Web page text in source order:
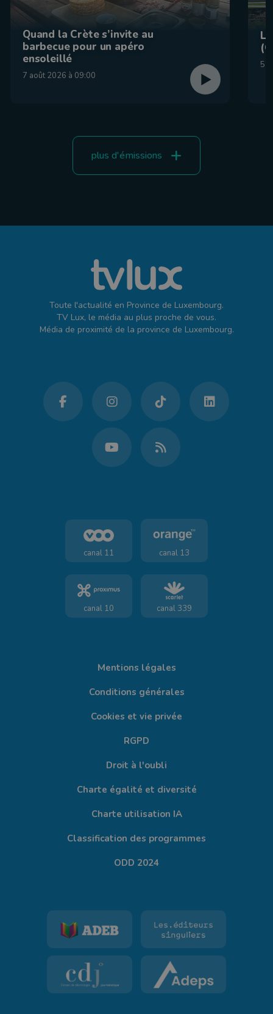
Quand la Crète s’invite au
barbecue pour un apéro
ensoleillé
7 août 2026 à 09:00
5
plus d'émissions
Toute l'actualité en Province de Luxembourg.
TV Lux, le média au plus proche de vous.
Média de proximité de la province de Luxembourg.
canal 11 canal 13
canal 10 canal 339
Mentions légales
Conditions générales
Cookies et vie privée
RGPD
Droit à l'oubli
Charte égalité et diversité
Charte utilisation IA
Classification des programmes
ODD 2024